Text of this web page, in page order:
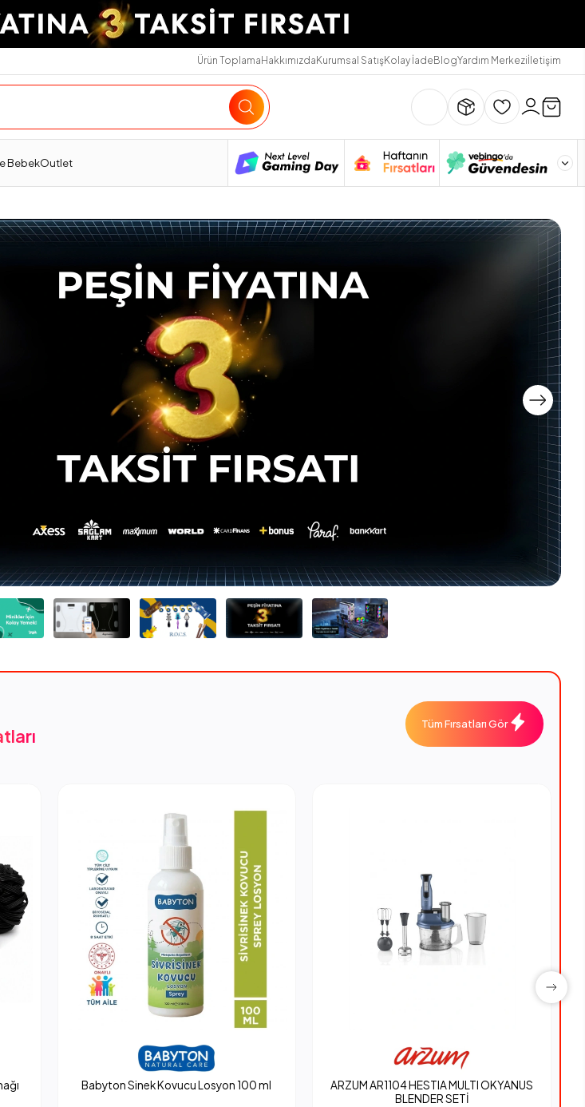
Ürün ToplamaHakkımızdaKurumsal SatışKolay İadeBlogYardım Merkeziİletişim
BebekOutlet
Tüm Fırsatları Gör
Babyton Sinek Kovucu Losyon 100 ml
ARZUM AR1104 HESTIA MULTI OKYANUS
BLENDER SETİ